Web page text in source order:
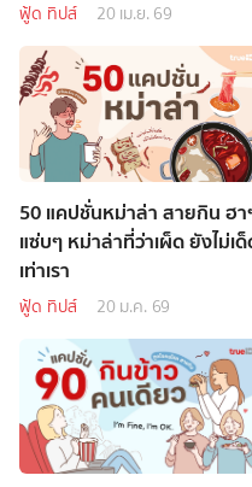
ฟู้ด ทิปส์ 20 เม.ย. 69
50 แคปชั่นหม่าล่า สายกิน ฮ
แซ่บๆ หม่าล่าที่ว่าเผ็ด ยังไม่เ
เท่าเรา
ฟู้ด ทิปส์ 20 ม.ค. 69